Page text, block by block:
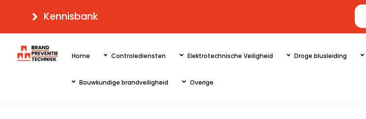
content
Kennisbank
Home Controlediensten Elektrotechnische Veiligheid Droge blusleiding
Bouwkundige brandveiligheid Overige